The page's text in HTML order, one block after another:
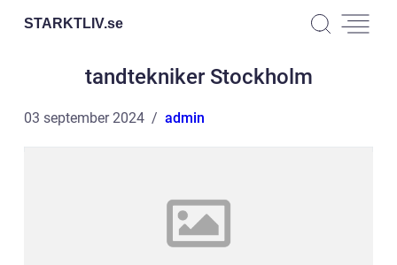
STARKTLIV.se
tandtekniker Stockholm
03 september 2024 admin